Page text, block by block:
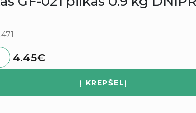
4.45€
Į KREPŠELĮ